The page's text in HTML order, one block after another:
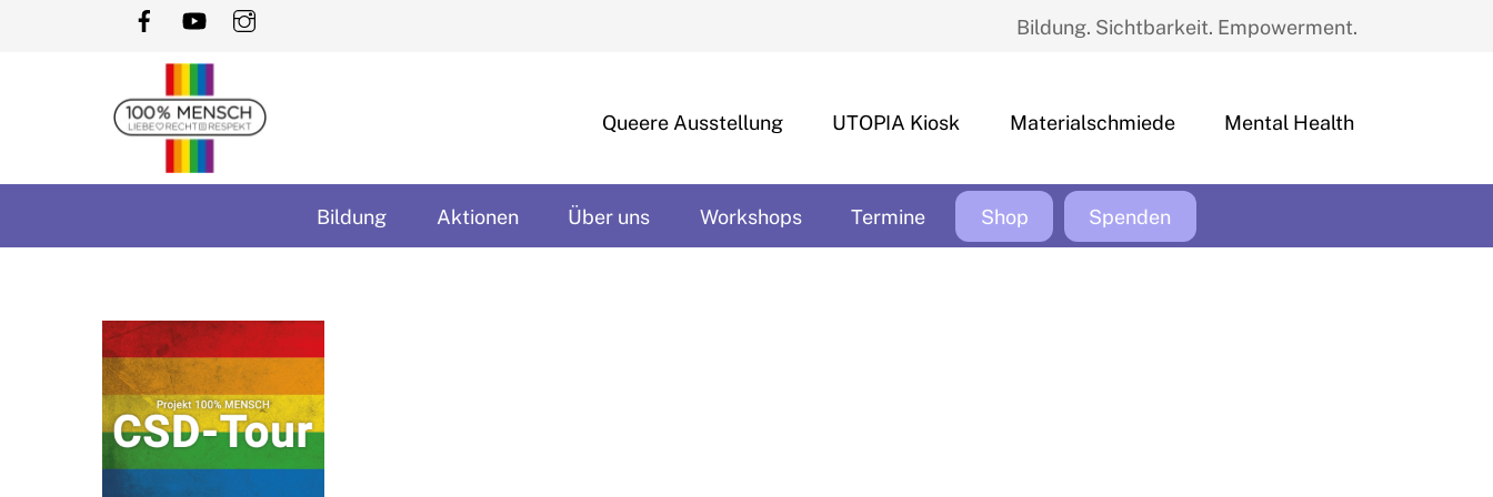
Bildung. Sichtbarkeit. Empowerment.
Queere Ausstellung UTOPIA Kiosk Materialschmiede Mental Health
Bildung Aktionen Über uns Workshops Termine Shop Spenden